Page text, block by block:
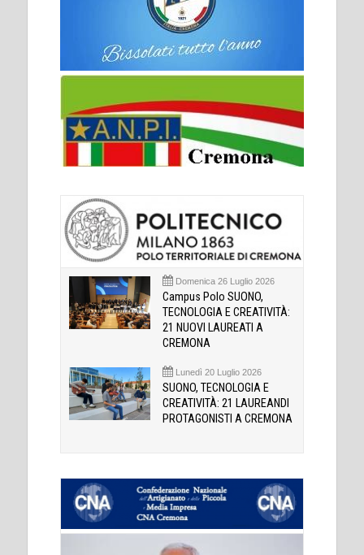
Domenica 26 Luglio 2026
Campus Polo SUONO,
TECNOLOGIA E CREATIVITÀ:
21 NUOVI LAUREATI A
CREMONA
Lunedì 20 Luglio 2026
SUONO, TECNOLOGIA E
CREATIVITÀ: 21 LAUREANDI
PROTAGONISTI A CREMONA